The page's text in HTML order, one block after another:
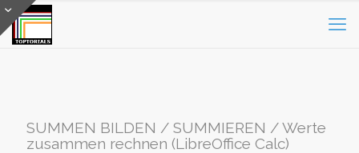
SUMMEN BILDEN / SUMMIEREN / Werte
zusammen rechnen (LibreOffice Calc)